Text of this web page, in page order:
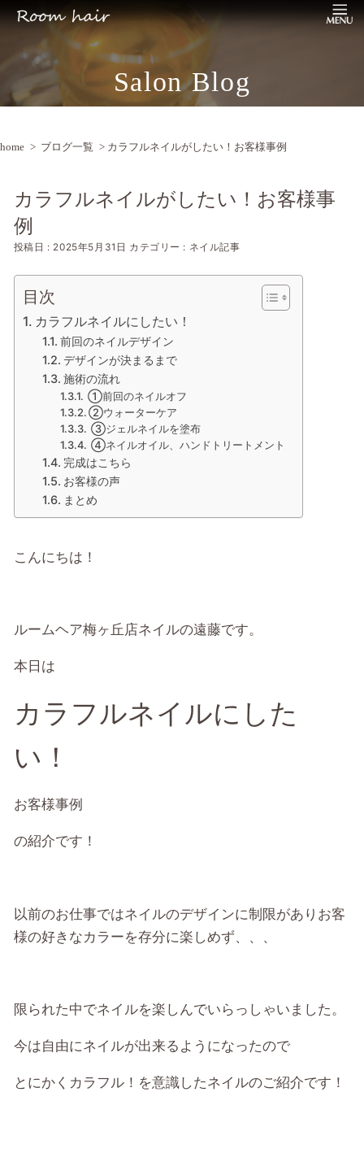
Salon Blog
home > ブログ一覧 > カラフルネイルがしたい！お客様事例
カラフルネイルがしたい！お客様事
例
投稿日 : 2025年5月31日 カテゴリー : ネイル記事
目次
カラフルネイルにしたい！
前回のネイルデザイン
デザインが決まるまで
施術の流れ
①前回のネイルオフ
②ウォーターケア
③ジェルネイルを塗布
④ネイルオイル、ハンドトリートメント
完成はこちら
お客様の声
まとめ
こんにちは！
ルームヘア梅ヶ丘店ネイルの遠藤です。
本日は
カラフルネイルにした
い！
お客様事例
の紹介です！
以前のお仕事ではネイルのデザインに制限がありお客
様の好きなカラーを存分に楽しめず、、、
限られた中でネイルを楽しんでいらっしゃいました。
今は自由にネイルが出来るようになったので
とにかくカラフル！を意識したネイルのご紹介です！